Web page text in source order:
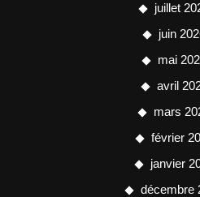
juillet
juin
mai
avril
mars
février
janvier
décembre